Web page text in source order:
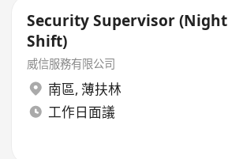
Security Supervisor (Night
Shift)
威信服務有限公司
南區, 薄扶林
工作日面議